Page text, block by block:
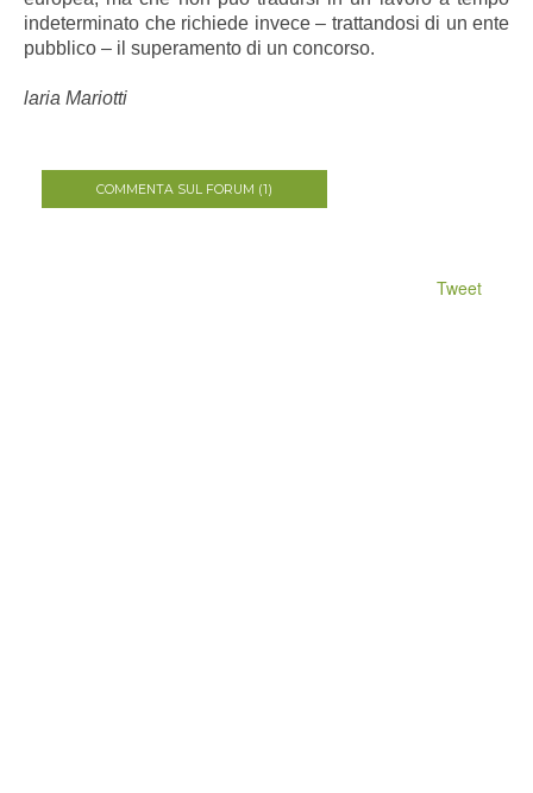
indeterminato che richiede invece – trattandosi di un ente
pubblico – il superamento di un concorso.
laria Mariotti
COMMENTA SUL FORUM (1)
Tweet